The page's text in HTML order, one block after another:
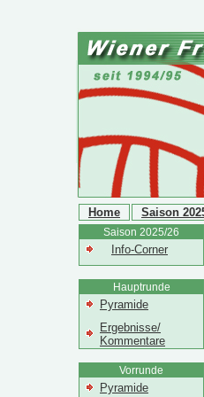
Home Saison
Saison 2025/26
Info-Corner
Hauptrunde
Pyramide
Ergebnisse/
Kommentare
Vorrunde
Pyramide